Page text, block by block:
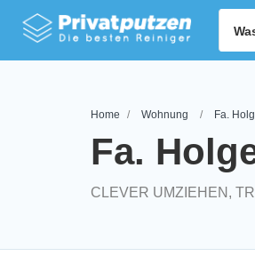
Home Wohnung Fa.
Fa.
CLEVER UMZIEHEN,